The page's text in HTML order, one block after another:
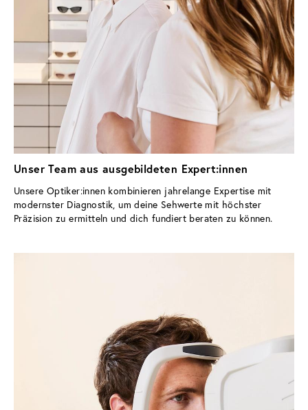
Unser Team aus ausgebildeten Expert:innen
Unsere Optiker:innen kombinieren jahrelange Expertise mit
modernster Diagnostik, um deine Sehwerte mit höchster
Präzision zu ermitteln und dich fundiert beraten zu können.